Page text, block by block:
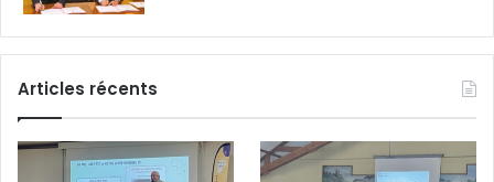
Articles récents